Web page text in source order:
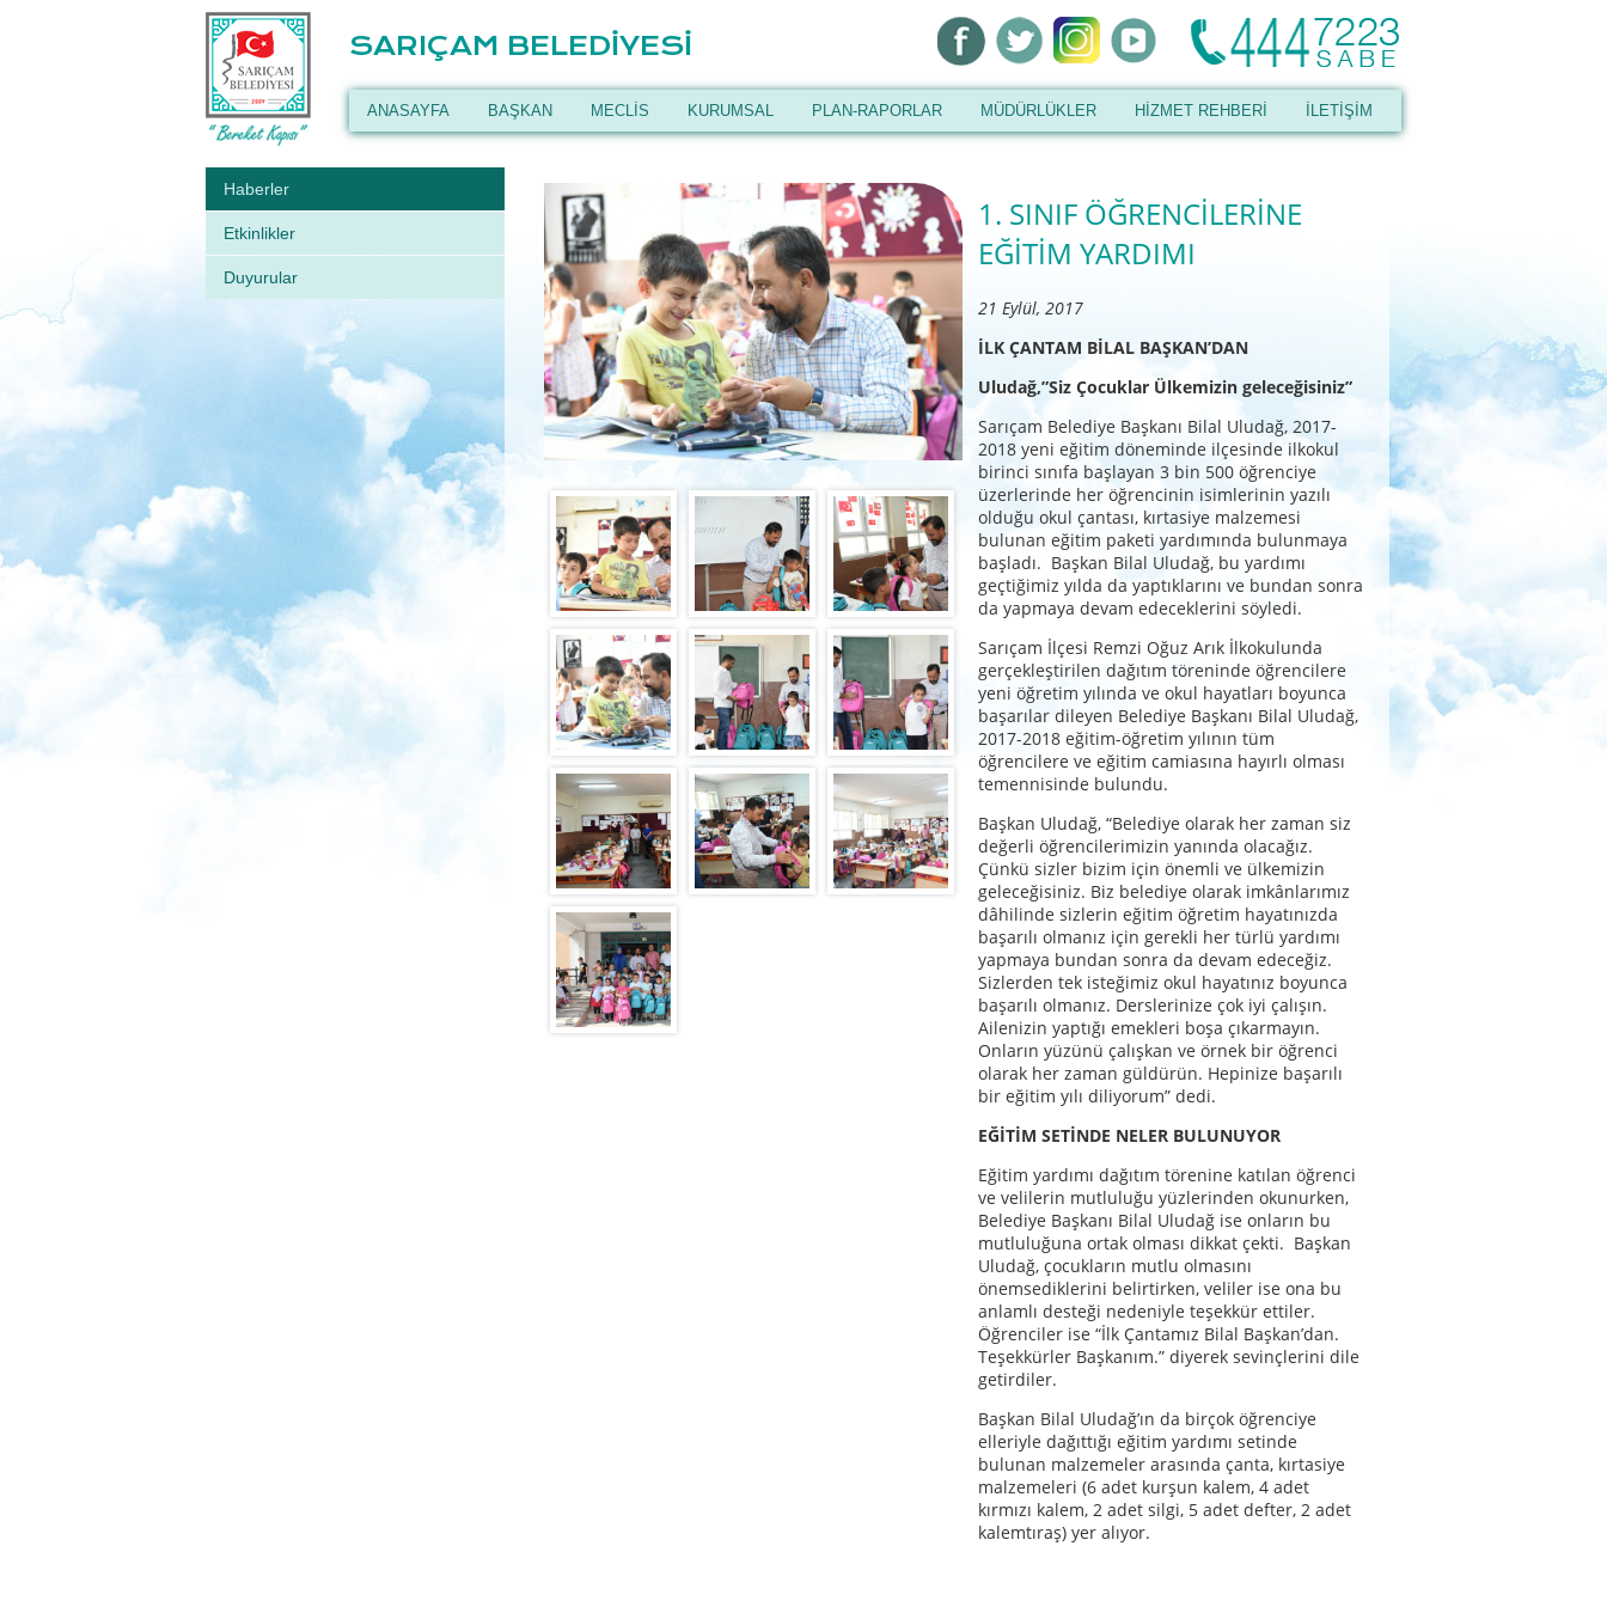
SARIÇAM BELEDİYESİ
ANASAYFA BAŞKAN MECLİS KURUMSAL PLAN-RAPORLAR MÜDÜRLÜKLER HİZMET REHBERİ İLETİŞİM
Haberler
Etkinlikler
Duyurular
1. SINIF ÖĞRENCİLERİNE
EĞİTİM YARDIMI
21 Eylül, 2017
İLK ÇANTAM BİLAL BAŞKAN’DAN
Uludağ,”Siz Çocuklar Ülkemizin geleceğisiniz”
Sarıçam Belediye Başkanı Bilal Uludağ, 2017-
2018 yeni eğitim döneminde ilçesinde ilkokul
birinci sınıfa başlayan 3 bin 500 öğrenciye
üzerlerinde her öğrencinin isimlerinin yazılı
olduğu okul çantası, kırtasiye malzemesi
bulunan eğitim paketi yardımında bulunmaya
başladı. Başkan Bilal Uludağ, bu yardımı
geçtiğimiz yılda da yaptıklarını ve bundan sonra
da yapmaya devam edeceklerini söyledi.
Sarıçam İlçesi Remzi Oğuz Arık İlkokulunda
gerçekleştirilen dağıtım töreninde öğrencilere
yeni öğretim yılında ve okul hayatları boyunca
başarılar dileyen Belediye Başkanı Bilal Uludağ,
2017-2018 eğitim-öğretim yılının tüm
öğrencilere ve eğitim camiasına hayırlı olması
temennisinde bulundu.
Başkan Uludağ, “Belediye olarak her zaman siz
değerli öğrencilerimizin yanında olacağız.
Çünkü sizler bizim için önemli ve ülkemizin
geleceğisiniz. Biz belediye olarak imkânlarımız
dâhilinde sizlerin eğitim öğretim hayatınızda
başarılı olmanız için gerekli her türlü yardımı
yapmaya bundan sonra da devam edeceğiz.
Sizlerden tek isteğimiz okul hayatınız boyunca
başarılı olmanız. Derslerinize çok iyi çalışın.
Ailenizin yaptığı emekleri boşa çıkarmayın.
Onların yüzünü çalışkan ve örnek bir öğrenci
olarak her zaman güldürün. Hepinize başarılı
bir eğitim yılı diliyorum” dedi.
EĞİTİM SETİNDE NELER BULUNUYOR
Eğitim yardımı dağıtım törenine katılan öğrenci
ve velilerin mutluluğu yüzlerinden okunurken,
Belediye Başkanı Bilal Uludağ ise onların bu
mutluluğuna ortak olması dikkat çekti. Başkan
Uludağ, çocukların mutlu olmasını
önemsediklerini belirtirken, veliler ise ona bu
anlamlı desteği nedeniyle teşekkür ettiler.
Öğrenciler ise “İlk Çantamız Bilal Başkan’dan.
Teşekkürler Başkanım.” diyerek sevinçlerini dile
getirdiler.
Başkan Bilal Uludağ’ın da birçok öğrenciye
elleriyle dağıttığı eğitim yardımı setinde
bulunan malzemeler arasında çanta, kırtasiye
malzemeleri (6 adet kurşun kalem, 4 adet
kırmızı kalem, 2 adet silgi, 5 adet defter, 2 adet
kalemtıraş) yer alıyor.